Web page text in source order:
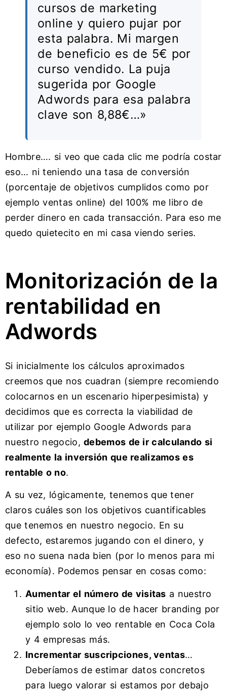
cursos de marketing
online y quiero pujar por
esta palabra. Mi margen
de beneficio es de 5€ por
curso vendido. La puja
sugerida por Google
Adwords para esa palabra
clave son 8,88€…»
Hombre…. si veo que cada clic me podría costar
eso… ni teniendo una tasa de conversión
(porcentaje de objetivos cumplidos como por
ejemplo ventas online) del 100% me libro de
perder dinero en cada transacción. Para eso me
quedo quietecito en mi casa viendo series.
Monitorización de la
rentabilidad en
Adwords
Si inicialmente los cálculos aproximados
creemos que nos cuadran (siempre recomiendo
colocarnos en un escenario hiperpesimista) y
decidimos que es correcta la viabilidad de
utilizar por ejemplo Google Adwords para
nuestro negocio,debemos de ir calculando si
realmente la inversión que realizamos es
rentable o no.
A su vez, lógicamente, tenemos que tener
claros cuáles son los objetivos cuantificables
que tenemos en nuestro negocio. En su
defecto, estaremos jugando con el dinero, y
eso no suena nada bien (por lo menos para mi
economía). Podemos pensar en cosas como:
Aumentar el número de visitas a nuestro
sitio web. Aunque lo de hacer branding por
ejemplo solo lo veo rentable en Coca Cola
y 4 empresas más.
Incrementar suscripciones, ventas…
Deberíamos de estimar datos concretos
para luego valorar si estamos por debajo